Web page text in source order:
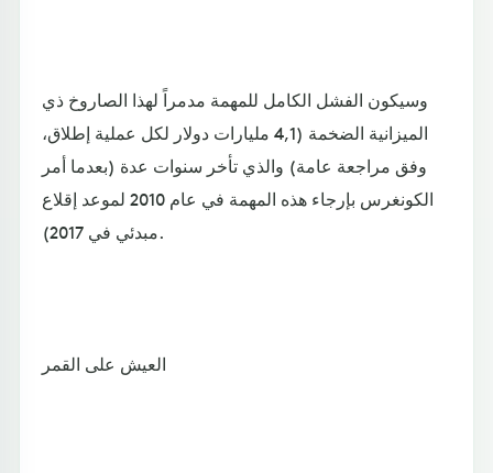
وسيكون الفشل الكامل للمهمة مدمراً لهذا الصاروخ ذي
الميزانية الضخمة (4,1 مليارات دولار لكل عملية إطلاق،
وفق مراجعة عامة) والذي تأخر سنوات عدة (بعدما أمر
الكونغرس بإرجاء هذه المهمة في عام 2010 لموعد إقلاع
مبدئي في 2017).
العيش على القمر